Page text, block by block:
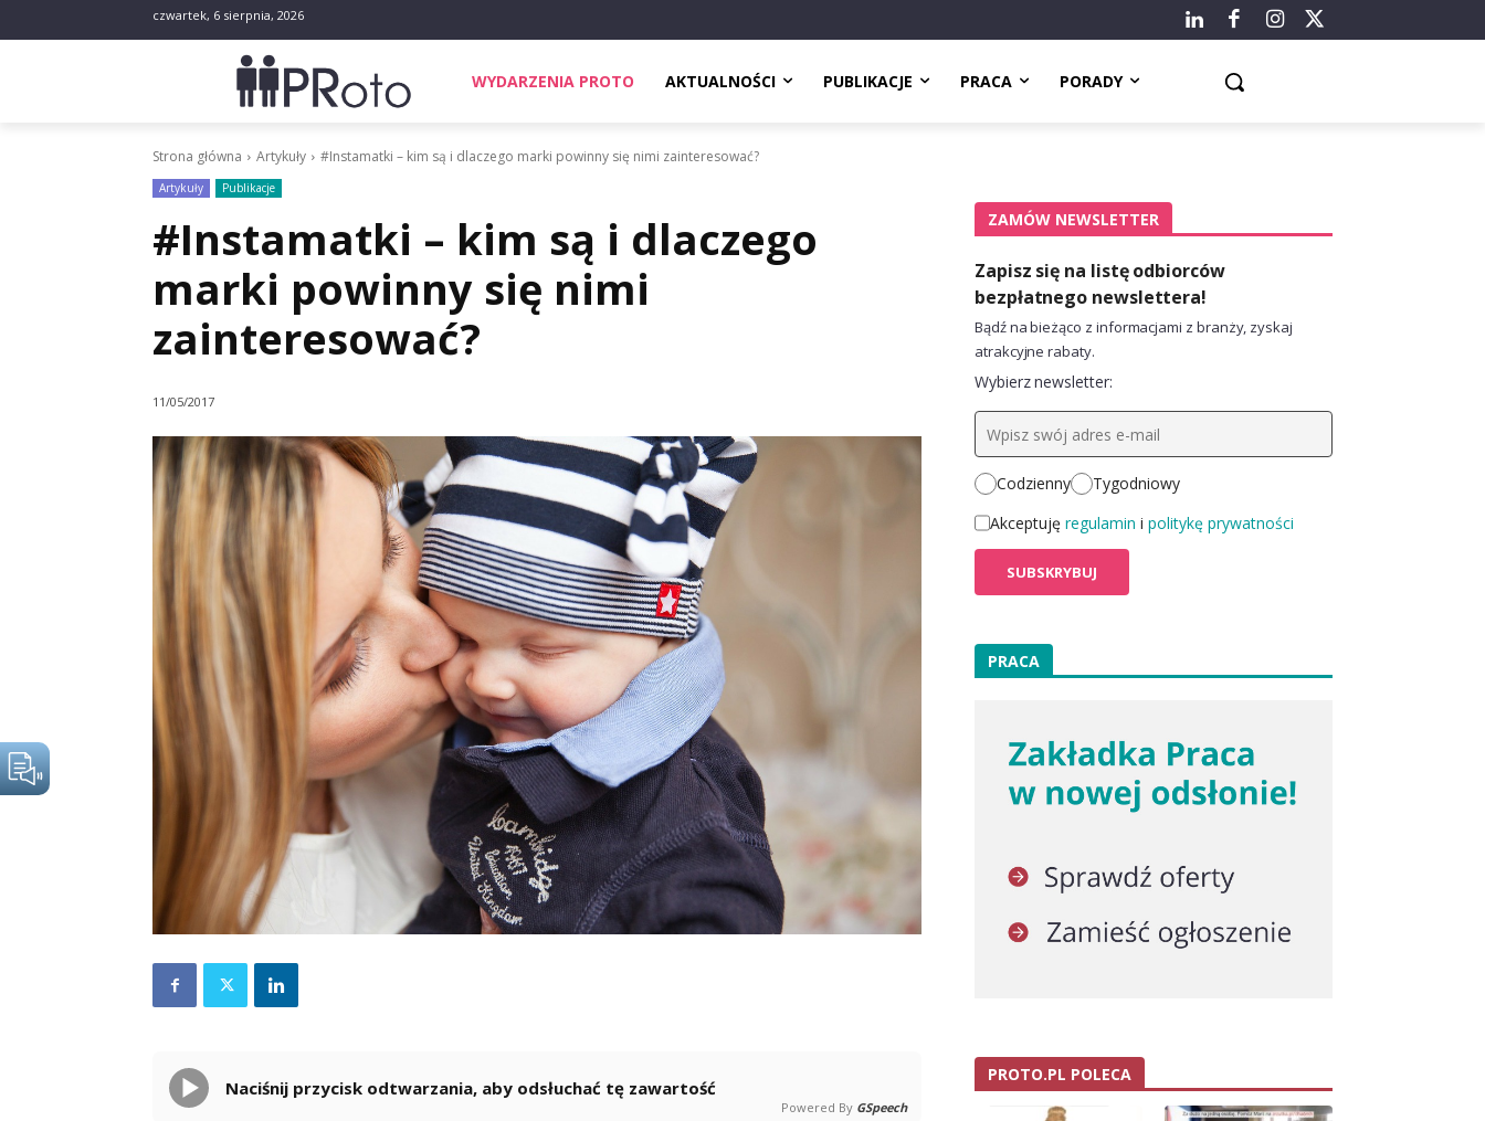
czwartek, 6 sierpnia, 2026
WYDARZENIA PROTO AKTUALNOŚCI PUBLIKACJE PRACA PORADY
Strona główna Artykuły #Instamatki – kim są i dlaczego marki powinny się nimi zainteresować?
Artykuły Publikacje
#Instamatki – kim są i dlaczego
marki powinny się nimi
zainteresować?
11/05/2017
Naciśnij przycisk odtwarzania, aby odsłuchać tę zawartość
Powered By GSpeech
ZAMÓW NEWSLETTER
Zapisz się na listę odbiorców
bezpłatnego newslettera!
Bądź na bieżąco z informacjami z branży, zyskaj
atrakcyjne rabaty.
Wybierz newsletter:
Codzienny
Tygodniowy
Akceptuję regulamin i politykę prywatności
PRACA
PROTO.PL POLECA